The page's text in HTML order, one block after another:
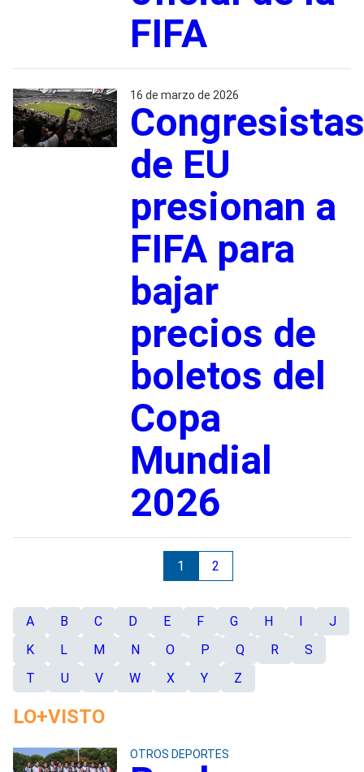
FIFA
16 de marzo de 2026
Congresistas
de EU
presionan a
FIFA para
bajar
precios de
boletos del
Copa
Mundial
2026
1 2
A B C D E F G H I
J
K
L M N O P Q R
S
T
U V W X Y Z
LO+VISTO
OTROS DEPORTES